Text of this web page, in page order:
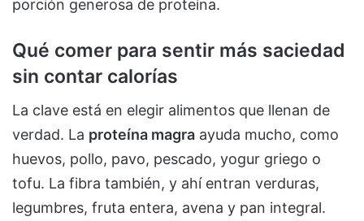
porción generosa de proteína.
Qué comer para sentir más saciedad
sin contar calorías
La clave está en elegir alimentos que llenan de
verdad. La proteína magra ayuda mucho, como
huevos, pollo, pavo, pescado, yogur griego o
tofu. La fibra también, y ahí entran verduras,
legumbres, fruta entera, avena y pan integral.